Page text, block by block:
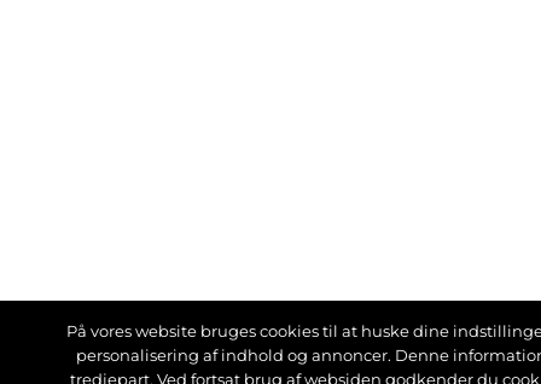
På vores website bruges cookies til at huske dine
personalisering af indhold og annoncer. Denne
tredjepart. Ved fortsat brug af websiden godkender du